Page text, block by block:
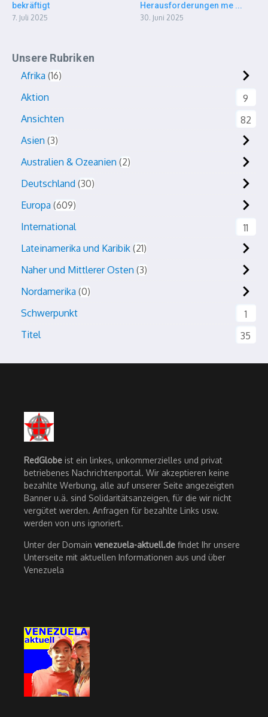
bekräftigt
7. Juli 2025
Herausforderungen me ...
30. Juni 2025
Unsere Rubriken
Afrika 16
Aktion
9
Ansichten
82
Asien 3
Australien & Ozeanien 2
Deutschland 30
Europa 609
International
11
Lateinamerika und Karibik 21
Naher und Mittlerer Osten 3
Nordamerika 0
Schwerpunkt
1
Titel
35
RedGlobe ist ein linkes, unkommerzielles und privat
betriebenes Nachrichtenportal. Wir akzeptieren keine
bezahlte Werbung, alle auf unserer Seite angezeigten
Banner u.ä. sind Solidaritätsanzeigen, für die wir nicht
vergütet werden. Anfragen für bezahlte Links usw.
werden von uns ignoriert.
Unter der Domain venezuela-aktuell.de findet Ihr unsere
Unterseite mit aktuellen Informationen aus und über
Venezuela